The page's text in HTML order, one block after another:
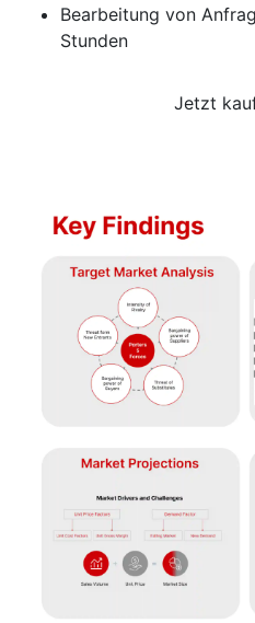
Bearbeitung von
Stunden
Jetzt